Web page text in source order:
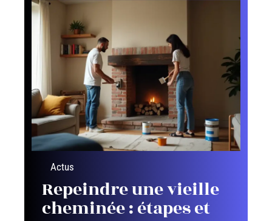
Actus
Repeindre une vieille
cheminée : étapes et